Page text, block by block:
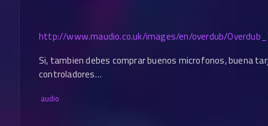
http://www.maudio.co.uk/images/en/overdub/
Si, tambien debes comprar buenos microfonos, buena
controladores…
·audio